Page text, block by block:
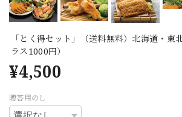
「とく得セット」（送料無料）北海道・東
ラス1000円）
¥4,500
贈答用のし